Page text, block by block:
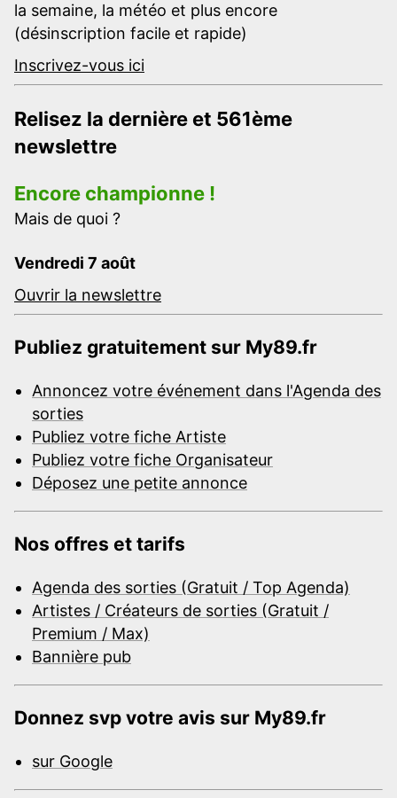
la semaine, la météo et plus encore
(désinscription facile et rapide)
Inscrivez-vous ici
Relisez la dernière et 561ème
newslettre
Encore championne !
Mais de quoi ?
Vendredi 7 août
Ouvrir la newslettre
Publiez gratuitement sur My89.fr
Annoncez votre événement dans l'Agenda des
sorties
Publiez votre fiche Artiste
Publiez votre fiche Organisateur
Déposez une petite annonce
Nos offres et tarifs
Agenda des sorties (Gratuit / Top Agenda)
Artistes / Créateurs de sorties (Gratuit /
Premium / Max)
Bannière pub
Donnez svp votre avis sur My89.fr
sur Google